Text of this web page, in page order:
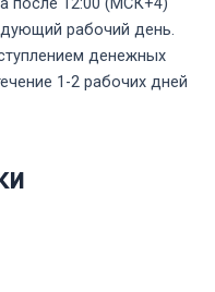
рабочий день.
денежных
1-2 рабочих дней